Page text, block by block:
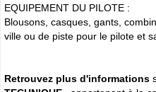
EQUIPEMENT DU PILOTE :
Blousons, casques, gants,
ville ou de piste pour le pilote et
Retrouvez plus d'informations